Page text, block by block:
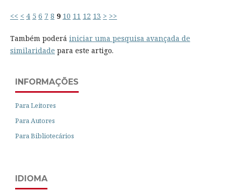
<< < 4 5 6 7 8 9 10 11 12 13 > >>
Também poderá iniciar uma pesquisa avançada de
similaridade para este artigo.
INFORMAÇÕES
Para Leitores
Para Autores
Para Bibliotecários
IDIOMA